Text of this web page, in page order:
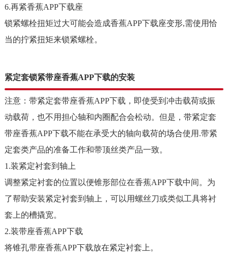
6.再紧香蕉APP下载座
锁紧螺栓扭矩过大可能会造成香蕉APP下载座变形,需使用恰
当的拧紧扭矩来锁紧螺栓。
紧定套锁紧带座香蕉APP下载的安装
注意：带紧定套带座香蕉APP下载，即使受到冲击载荷或振
动载荷，也不用担心轴和内圈配合会松动。但是，带紧定套
带座香蕉APP下载不能在承受大的轴向载荷的场合使用.带紧
定套类产品的准备工作和带顶丝类产品一致。
1.装紧定衬套到轴上
调整紧定衬套的位置以便锥形部位在香蕉APP下载中间。为
了帮助安装紧定衬套到轴上，可以用螺丝刀或类似工具将衬
套上的槽撬宽。
2.装带座香蕉APP下载
将锥孔带座香蕉APP下载放在紧定衬套上。